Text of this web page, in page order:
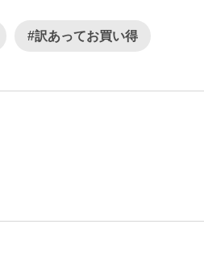
#訳あってお買い得